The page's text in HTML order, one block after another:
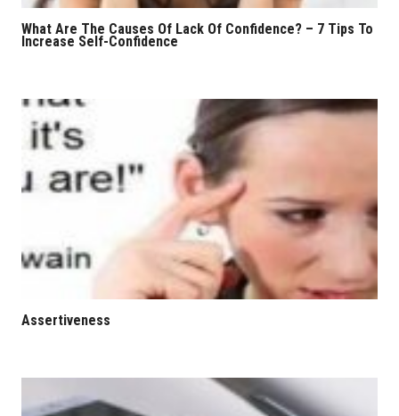
What Are The Causes Of Lack Of Confidence? – 7 Tips To
Increase Self-Confidence
Assertiveness